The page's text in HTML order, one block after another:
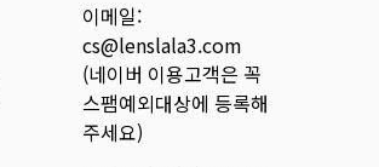
이메일:
cs@lenslala3.com
(네이버 이용고객은 꼭
스팸예외대상에 등록해
주세요)